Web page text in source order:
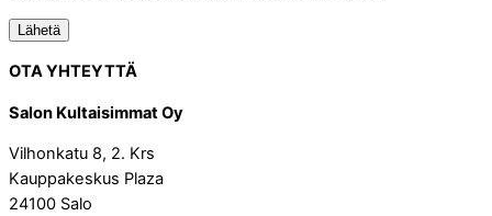
OTA YHTEYTTÄ
Salon Kultaisimmat Oy
Vilhonkatu 8, 2. Krs
Kauppakeskus Plaza
24100 Salo